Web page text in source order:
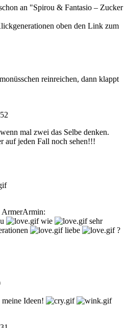
an "Spirou & Fantasio – Zucker
oben den Link zum
reinreichen, dann klappt
mal zwei das Selbe denken.
auf jeden Fall noch sehen!!!
ArmerArmin:
wie
sehr
liebe ?
Ideen!